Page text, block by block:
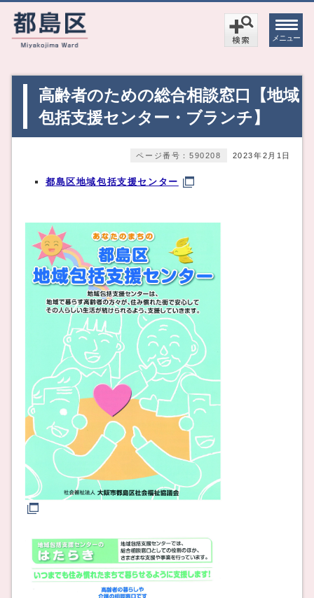
メニュー
高齢者のための総合相談窓口【地域
包括支援センター・ブランチ】
2023年2月1日
ページ番号：590208
都島区地域包括支援センター